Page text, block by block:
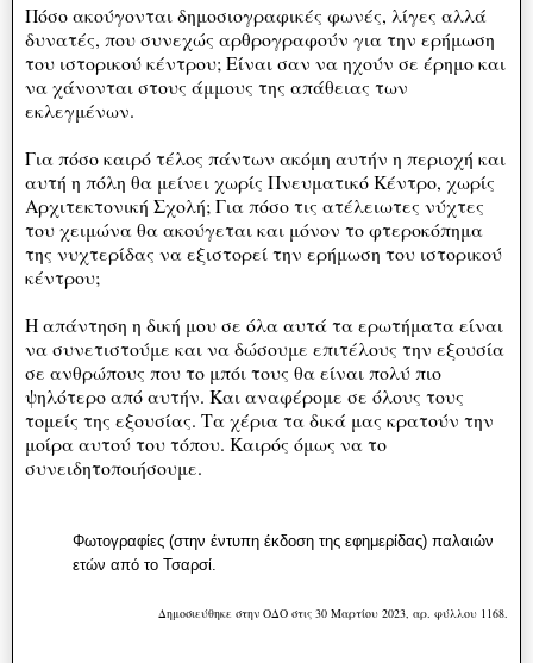
Πόσο ακούγονται δημοσιογραφικές φωνές, λίγες αλλά
δυνατές, που συνεχώς αρθρογραφούν για την ερήμωση
του ιστορικού κέντρου; Είναι σαν να ηχούν σε έρημο και
να χάνονται στους άμμους της απάθειας των
εκλεγμένων.
Για πόσο καιρό τέλος πάντων ακόμη αυτήν η περιοχή και
αυτή η πόλη θα μείνει χωρίς Πνευματικό Κέντρο, χωρίς
Αρχιτεκτονική Σχολή; Για πόσο τις ατέλειωτες νύχτες
του χειμώνα θα ακούγεται και μόνον το φτεροκόπημα
της νυχτερίδας να εξιστορεί την ερήμωση του ιστορικού
κέντρου;
Η απάντηση η δική μου σε όλα αυτά τα ερωτήματα είναι
να συνετιστούμε και να δώσουμε επιτέλους την εξουσία
σε ανθρώπους που το μπόι τους θα είναι πολύ πιο
ψηλότερο από αυτήν. Και αναφέρομε σε όλους τους
τομείς της εξουσίας. Τα χέρια τα δικά μας κρατούν την
μοίρα αυτού του τόπου. Καιρός όμως να το
συνειδητοποιήσουμε.
Φωτογραφίες (στην έντυπη έκδοση της εφημερίδας) παλαιών
ετών από το Τσαρσί.
Δημοσιεύθηκε στην ΟΔΟ στις 30 Μαρτίου 2023, αρ. φύλλου 1168.